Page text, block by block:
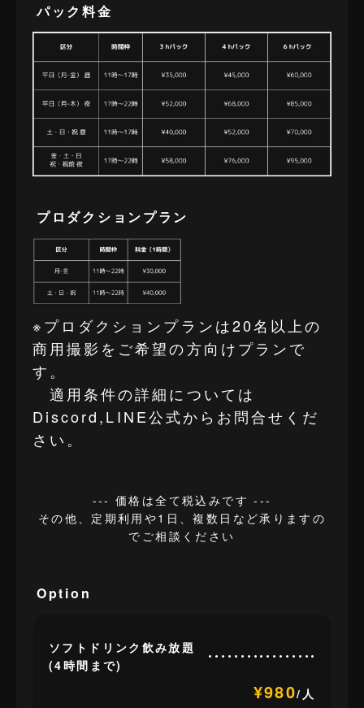
パック料金
プロダクションプラン
※プロダクションプランは20名以上の
商用撮影をご希望の方向けプランで
す。
適用条件の詳細については
Discord,LINE公式からお問合せくだ
さい。
--- 価格は全て税込みです ---
その他、定期利用や1日、複数日など承りますの
でご相談ください
Option
ソフトドリンク飲み放題
(4時間まで)
¥980/人